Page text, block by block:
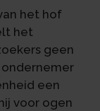
het hof
het
geen
een
voor ogen